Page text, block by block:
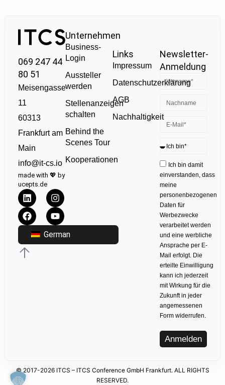
069 247 44
80 51
Meisengasse
11
60313
Frankfurt am
Main
info@it-cs.io
made with 💖 by
ucepts.de
German
Unternehmen
Business-
Login
Aussteller
werden
Stellenanzeigen
schalten
Behind the
Scenes Tour
Kooperationen
Links
Impressum
Datenschutzerklärung
AGB
Nachhaltigkeit
Newsletter-
Anmeldung
Ich bin damit
einverstanden, dass
meine
personenbezogenen
Daten für
Werbezwecke
verarbeitet werden
und eine werbliche
Ansprache per E-
Mail erfolgt. Die
erteilte Einwilligung
kann ich jederzeit
mit Wirkung für die
Zukunft in jeder
angemessenen
Form widerrufen.
Anmelden
© 2017-2026 ITCS – ITCS Conference GmbH Frankfurt. ALL RIGHTS
RESERVED.